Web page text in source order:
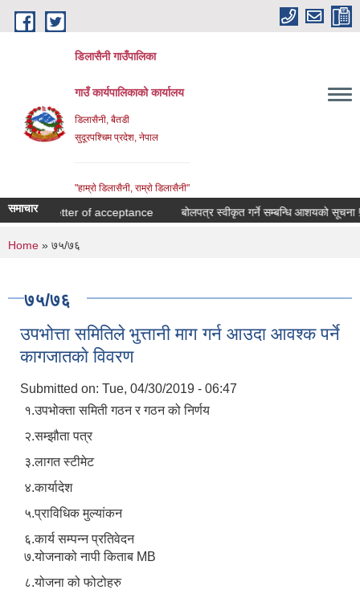
Skip to main content
डिलासैनी गाउँपालिका
गाउँ कार्यपालिकाको कार्यालय
डिलासैनी, बैतडी
सुदूरपश्चिम प्रदेश, नेपाल
"हाम्राे डिलासैनी, राम्राे डिलासैनी"
समाचारLetter of acceptance बोलपत्र स्वीकृत गर्ने सम्बन्धि आशयको सूचना !
You are here
Home » ७५/७६
७५/७६
उपभोत्ता समितिले भुत्तानी माग गर्न आउदा आवश्क पर्ने
कागजातकाे विवरण
Submitted on: Tue, 04/30/2019 - 06:47
१.उपभोक्ता समिती गठन र गठन को निर्णय
२.सम्झौता पत्र
३.लागत स्टीमेट
४.कार्यादेश
५.प्राविधिक मुल्यांकन
६.कार्य सम्पन्न प्रतिवेदन
७.योजनाको नापी किताब MB
८.योजना को फोटोहरु